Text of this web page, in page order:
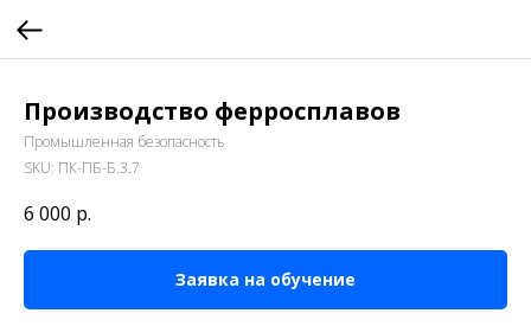
Производство ферросплавов
Промышленная безопасность
SKU: ПК-ПБ-Б.3.7
6 000 р.
Заявка на обучение